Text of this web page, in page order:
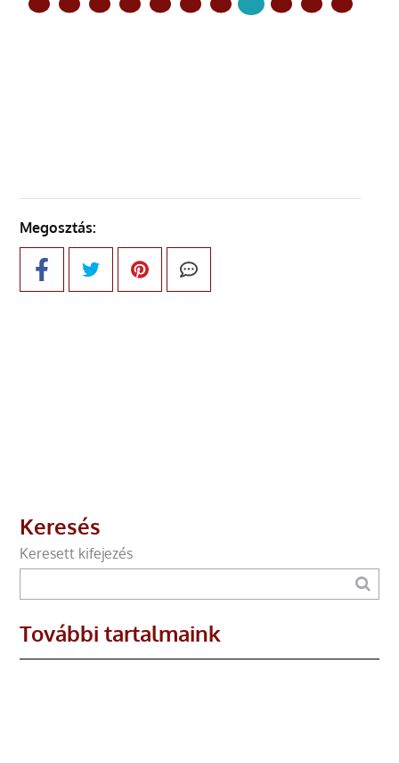
Megosztás:
Keresés
Keresett kifejezés
További tartalmaink